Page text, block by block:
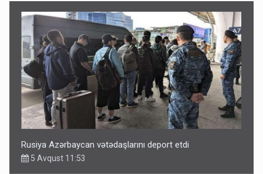
Rusiya Azərbaycan vətədaşlarını deport etdi
5 Avqust 11:53